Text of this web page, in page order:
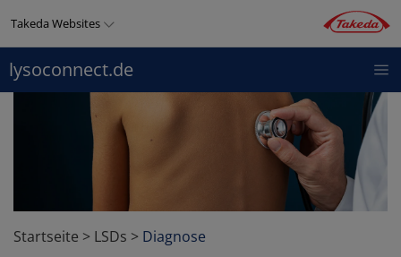
zum
Inhalt
Takeda Websites
Top
menu
LYSOCONNECT
lysoconnect.de
Startseite > LSDs > Diagnose